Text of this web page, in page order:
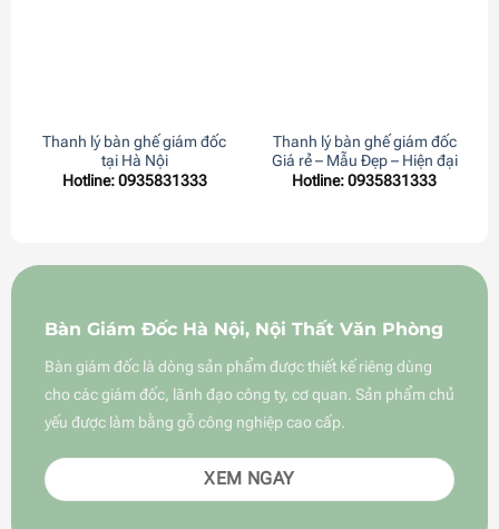
Bàn Giám Đốc Hà Nội, Nội Thất Văn Phòng
Bàn giám đốc là dòng sản phẩm được thiết kế riêng dùng
cho các giám đốc, lãnh đạo công ty, cơ quan. Sản phẩm chủ
yếu được làm bằng gỗ công nghiệp cao cấp.
XEM NGAY
Thanh lý bàn ghế giám đốc
tại Hà Nội
Hotline: 0935831333
Thanh lý bàn ghế giám đốc
Giá rẻ – Mẫu Đẹp – Hiện đại
Hotline: 0935831333